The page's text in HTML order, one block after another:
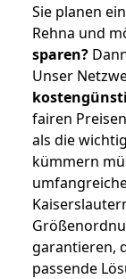
Sie planen
Rehna und
sparen?
Unser
fairen
als die
kümmern
garantieren,
passende